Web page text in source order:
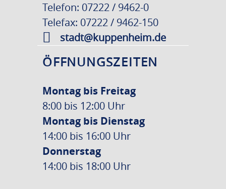
Telefon: 07222 / 9462-0
Telefax: 07222 / 9462-150
stadt@kuppenheim.de
ÖFFNUNGSZEITEN
Montag bis Freitag
8:00 bis 12:00 Uhr
Montag bis Dienstag
14:00 bis 16:00 Uhr
Donnerstag
14:00 bis 18:00 Uhr